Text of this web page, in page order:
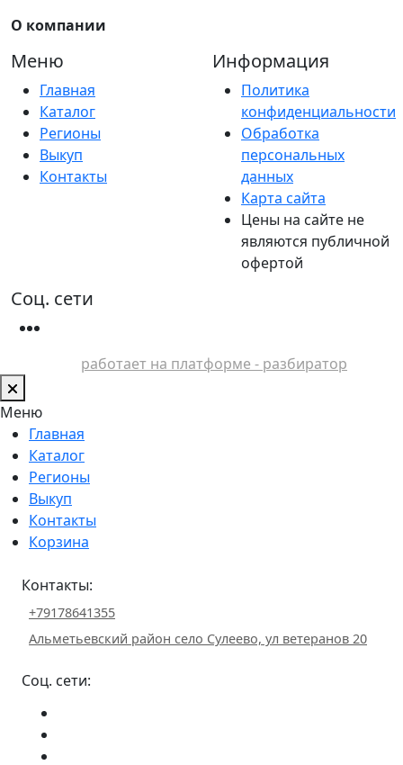
О компании
Меню
Главная
Каталог
Регионы
Выкуп
Контакты
Информация
Политика
конфиденциальности
Обработка
персональных
данных
Карта сайта
Цены на сайте не
являются публичной
офертой
Соц. сети
работает на платформе - разбиратор
Меню
Главная
Каталог
Регионы
Выкуп
Контакты
Корзина
Контакты:
+79178641355
Альметьевский район село Сулеево, ул ветеранов 20
Соц. сети: